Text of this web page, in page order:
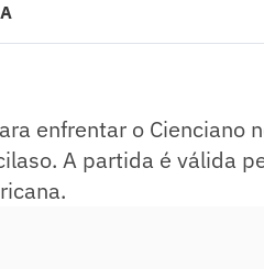
enfrentar o Cienciano
A partida é válida